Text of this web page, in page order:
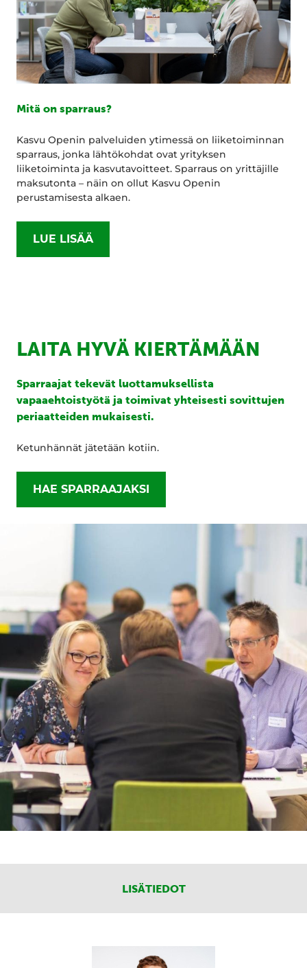
Mitä on sparraus?
Kasvu Openin palveluiden ytimessä on liiketoiminnan
sparraus, jonka lähtökohdat ovat yrityksen
liiketoiminta ja kasvutavoitteet. Sparraus on yrittäjille
maksutonta – näin on ollut Kasvu Openin
perustamisesta alkaen.
LUE LISÄÄ
LAITA HYVÄ KIERTÄMÄÄN
Sparraajat tekevät luottamuksellista
vapaaehtoistyötä ja toimivat yhteisesti sovittujen
periaatteiden mukaisesti.
Ketunhännät jätetään kotiin.
HAE SPARRAAJAKSI
LISÄTIEDOT